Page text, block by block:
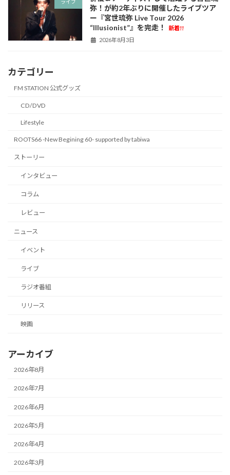
ライブ
弥！が約2年ぶりに開催したライブツア
ー『宮世琉弥 Live Tour 2026
“Illusionist”』を完走！
新着!!
2026年8月3日
カテゴリー
FM STATION 公式グッズ
CD/DVD
Lifestyle
ROOTS66 -New Begining 60- supported by tabiwa
ストーリー
インタビュー
コラム
レビュー
ニュース
イベント
ライブ
ラジオ番組
リリース
映画
アーカイブ
2026年8月
2026年7月
2026年6月
2026年5月
2026年4月
2026年3月